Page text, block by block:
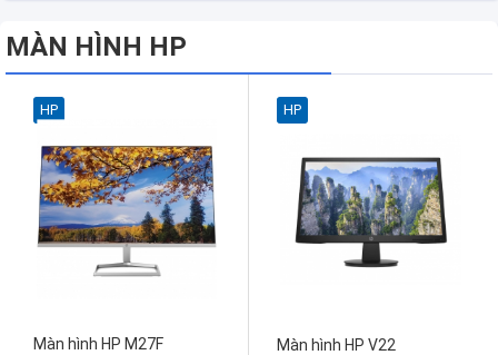
MÀN HÌNH HP
HP
Màn hình HP M27F
HP
Màn hình HP V22